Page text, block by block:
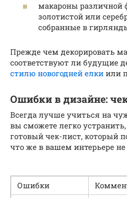
макароны
золотистой или
собранные в
Прежде чем декорировать
соответствуют ли будущие
стилю новогодней елки или
Ошибки в дизайне:
Всегда лучше учиться на
вы сможете легко
готовый чек-лист, который
что же в вашем интерьере не
Ошибки